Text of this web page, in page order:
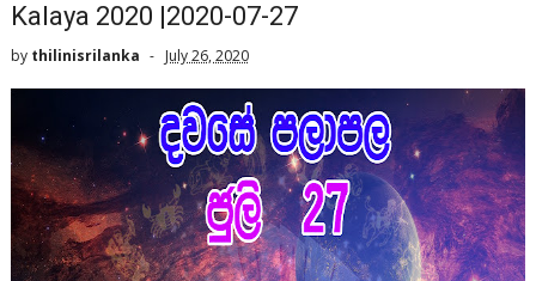
Kalaya 2020 |2020-07-27
by thilinisrilanka July 26, 2020